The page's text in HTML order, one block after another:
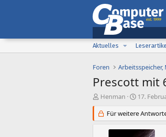
Aktuelles
Foren
Prescott mit
E
s
t
Henman
E
s
t
e
17.
Für weitere